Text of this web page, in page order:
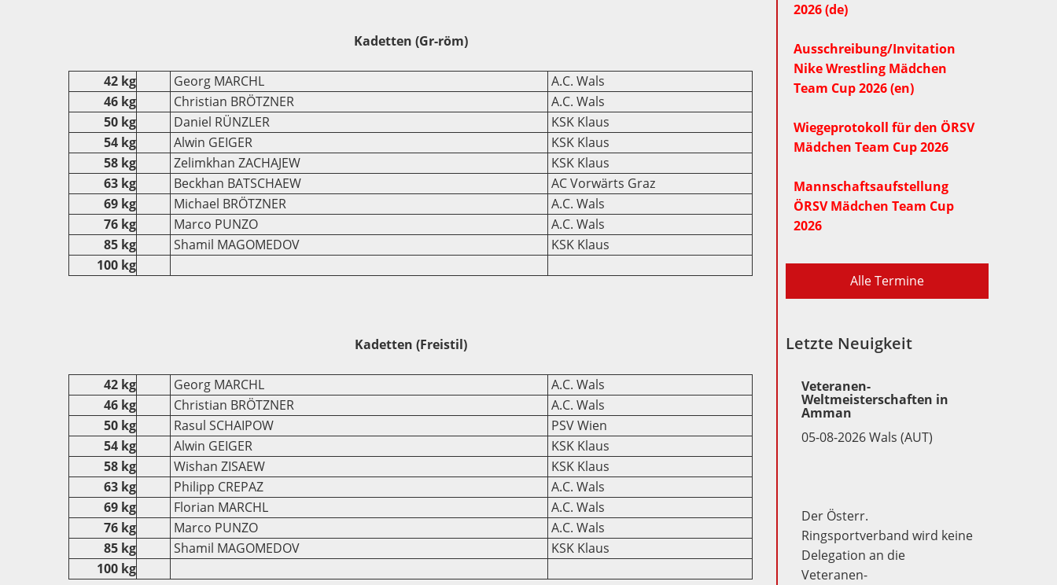
Kadetten (Gr-röm)
42 kg Georg MARCHL
A.C. Wals
46 kg
Christian BRÖTZNER
A.C. Wals
50 kg
Daniel RÜNZLER
KSK Klaus
54 kg
Alwin GEIGER
KSK Klaus
58 kg
Zelimkhan ZACHAJEW
KSK Klaus
63 kg
Beckhan BATSCHAEW
AC Vorwärts Graz
69 kg
Michael BRÖTZNER
A.C. Wals
76 kg
Marco PUNZO
A.C. Wals
85 kg
Shamil MAGOMEDOV
KSK Klaus
100 kg
Kadetten (Freistil)
42 kg Georg MARCHL
A.C. Wals
46 kg
Christian BRÖTZNER
A.C. Wals
50 kg
Rasul SCHAIPOW
PSV Wien
54 kg
Alwin GEIGER
KSK Klaus
58 kg
Wishan ZISAEW
KSK Klaus
63 kg
Philipp CREPAZ
A.C. Wals
69 kg
Florian MARCHL
A.C. Wals
76 kg
Marco PUNZO
A.C. Wals
85 kg
Shamil MAGOMEDOV
KSK Klaus
100 kg
2026 (de)
Ausschreibung/Invitation
Nike Wrestling Mädchen
Team Cup 2026 (en)
Wiegeprotokoll für den ÖRSV
Mädchen Team Cup 2026
Mannschaftsaufstellung
ÖRSV Mädchen Team Cup
2026
Alle Termine
Letzte Neuigkeit
Veteranen-
Weltmeisterschaften in
Amman
05-08-2026 Wals (AUT)
Der Österr.
Ringsportverband wird keine
Delegation an die
Veteranen-